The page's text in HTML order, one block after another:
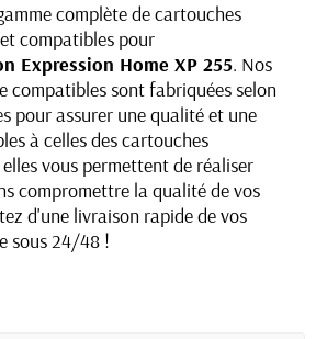
complète de cartouches
compatibles pour
Expression Home XP 255. Nos
compatibles sont fabriquées selon
pour assurer une qualité et une
à celles des cartouches
vous permettent de réaliser
compromettre la qualité de vos
d'une livraison rapide de vos
sous 24/48 !